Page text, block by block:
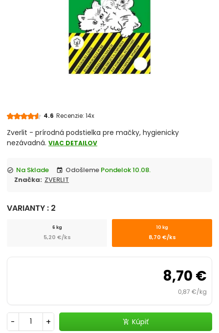
Podstielky pre mačky
Vitamíny a minerály
Antiparazitiká pre mačky
Prepravky a tašky
chevron_right
4.6 Recenzie: 14x
Zverlit - prírodná podstielka pre mačky, hygienicky
nezávadná. VIAC DETAILOV
check_circle Na Sklade event Odošleme Pondelok 10.08.
Značka:
ZVERLIT
VARIANTY : 2
6 kg
5,20 €/ks
10 kg
8,70 €/ks
8,70 €
0,87 €/kg
- + add_shopping_cart Kúpiť